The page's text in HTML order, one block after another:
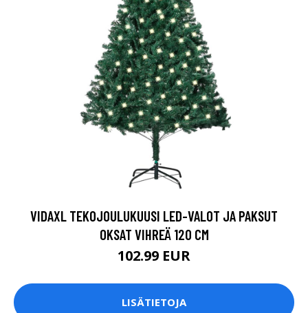
VIDAXL TEKOJOULUKUUSI LED-VALOT JA PAKSUT
OKSAT VIHREÄ 120 CM
102.99 EUR
LISÄTIETOJA